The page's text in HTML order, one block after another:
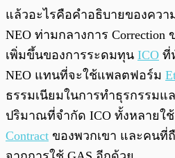
แล้วอะไรคือคำอธิบายของคว
NEO ท่ามกลางการ
เพิ่มขึ้นของการระดมทุน ICO ที่
NEO แทนที่จะใช้แพลตฟอร์ม
ธรรมเนียมในการทำธุรกรรมแ
ปริมาณที่จำกัด ICO ทั้งหลายใช้
Contract ของพวกเขา และคนที่